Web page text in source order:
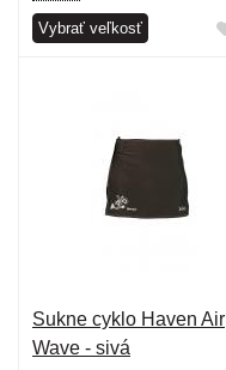
Vybrať veľkosť
Sukne cyklo Haven Air
Wave - sivá